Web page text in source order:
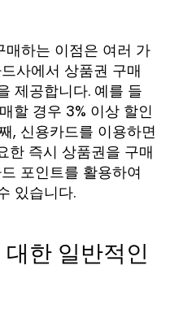
매하는 이점은 여러 가
사에서 상품권 구매
제공합니다. 예를 들
할 경우 3% 이상 할인
, 신용카드를 이용하면
한 즉시 상품권을 구매
포인트를 활용하여
있습니다.
한 일반적인